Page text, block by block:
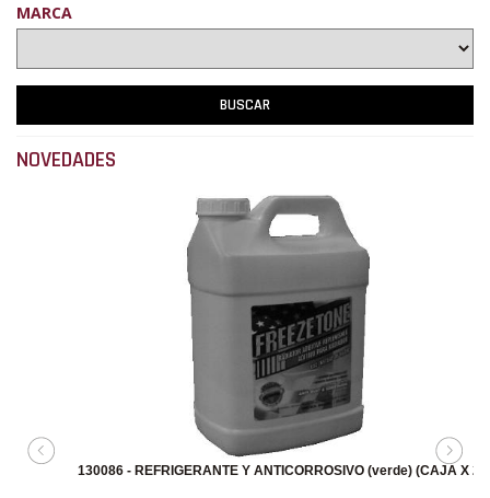
MARCA
NOVEDADES
130086 - REFRIGERANTE Y ANTICORROSIVO (verde) (CAJA X 2)